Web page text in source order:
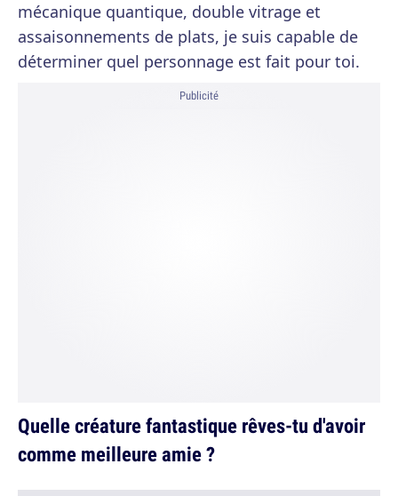
mécanique quantique, double vitrage et
assaisonnements de plats, je suis capable de
déterminer quel personnage est fait pour toi.
Publicité
Quelle créature fantastique rêves-tu d'avoir
comme meilleure amie ?